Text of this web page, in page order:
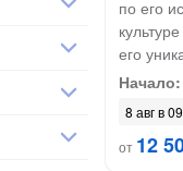
по его
его
Начало:
8 авг в
от 12